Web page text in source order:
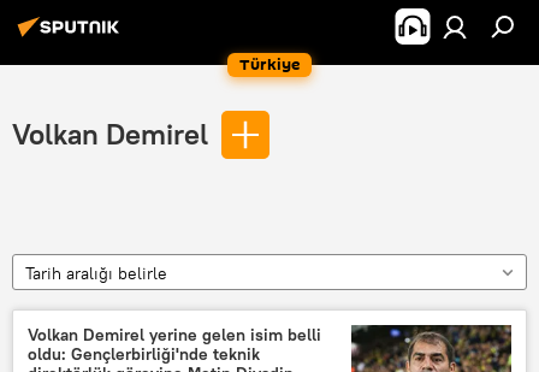
Türkiye
Volkan Demirel
Tarih aralığı belirle
Volkan Demirel yerine gelen isim belli
oldu: Gençlerbirliği'nde teknik